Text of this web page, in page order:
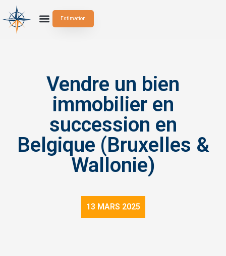
Estimation
Vendre un bien
immobilier en
succession en
Belgique (Bruxelles &
Wallonie)
13 MARS 2025